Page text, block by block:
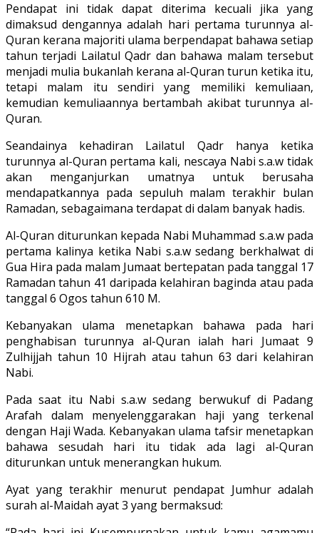
Pendapat ini tidak dapat diterima kecuali jika yang
dimaksud dengannya adalah hari pertama turunnya al-
Quran kerana majoriti ulama berpendapat bahawa setiap
tahun terjadi Lailatul Qadr dan bahawa malam tersebut
menjadi mulia bukanlah kerana al-Quran turun ketika itu,
tetapi malam itu sendiri yang memiliki kemuliaan,
kemudian kemuliaannya bertambah akibat turunnya al-
Quran.
Seandainya kehadiran Lailatul Qadr hanya ketika
turunnya al-Quran pertama kali, nescaya Nabi s.a.w tidak
akan menganjurkan umatnya untuk berusaha
mendapatkannya pada sepuluh malam terakhir bulan
Ramadan, sebagaimana terdapat di dalam banyak hadis.
Al-Quran diturunkan kepada Nabi Muhammad s.a.w pada
pertama kalinya ketika Nabi s.a.w sedang berkhalwat di
Gua Hira pada malam Jumaat bertepatan pada tanggal 17
Ramadan tahun 41 daripada kelahiran baginda atau pada
tanggal 6 Ogos tahun 610 M.
Kebanyakan ulama menetapkan bahawa pada hari
penghabisan turunnya al-Quran ialah hari Jumaat 9
Zulhijjah tahun 10 Hijrah atau tahun 63 dari kelahiran
Nabi.
Pada saat itu Nabi s.a.w sedang berwukuf di Padang
Arafah dalam menyelenggarakan haji yang terkenal
dengan Haji Wada. Kebanyakan ulama tafsir menetapkan
bahawa sesudah hari itu tidak ada lagi al-Quran
diturunkan untuk menerangkan hukum.
Ayat yang terakhir menurut pendapat Jumhur adalah
surah al-Maidah ayat 3 yang bermaksud: